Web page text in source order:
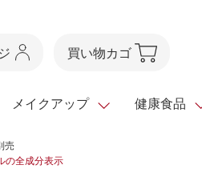
買い物カゴ
キンケアTOP
キンケアTOP
メイクアップ
イクアップTOP
健康食品
康食品TOP
売
の全成分表示